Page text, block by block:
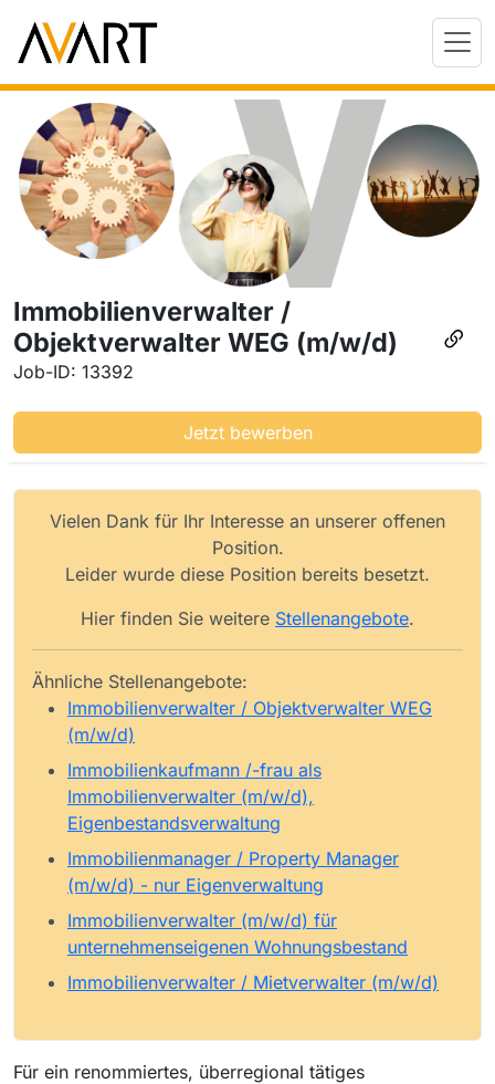
Immobilienverwalter /
Objektverwalter WEG (m/w/d)
Job-ID: 13392
Jetzt bewerben
Vielen Dank für Ihr Interesse an unserer offenen
Position.
Leider wurde diese Position bereits besetzt.
Hier finden Sie weitere Stellenangebote.
Ähnliche Stellenangebote:
Immobilienverwalter / Objektverwalter WEG
(m/w/d)
Immobilienkaufmann /-frau als
Immobilienverwalter (m/w/d),
Eigenbestandsverwaltung
Immobilienmanager / Property Manager
(m/w/d) - nur Eigenverwaltung
Immobilienverwalter (m/w/d) für
unternehmenseigenen Wohnungsbestand
Immobilienverwalter / Mietverwalter (m/w/d)
Für ein renommiertes, überregional tätiges